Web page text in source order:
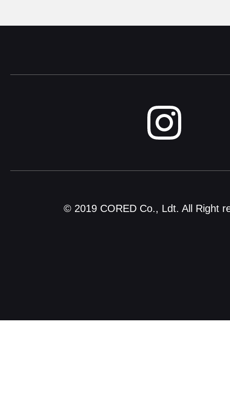
© 2019 CORED Co., Ldt. All Right